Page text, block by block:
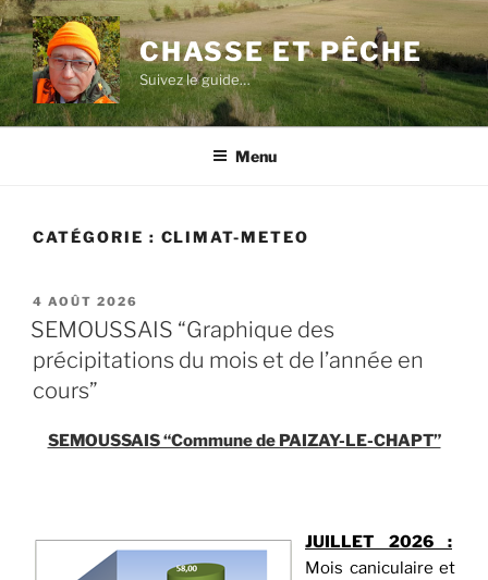
Aller
au
contenu
principal
CHASSE ET PÊCHE
Suivez le guide…
Menu
CATÉGORIE : CLIMAT-METEO
PUBLIÉ
LE
4 AOÛT 2026
SEMOUSSAIS “Graphique des
précipitations du mois et de l’année en
cours”
SEMOUSSAIS “Commune de PAIZAY-LE-CHAPT”
JUILLET 2026 :
Mois caniculaire et